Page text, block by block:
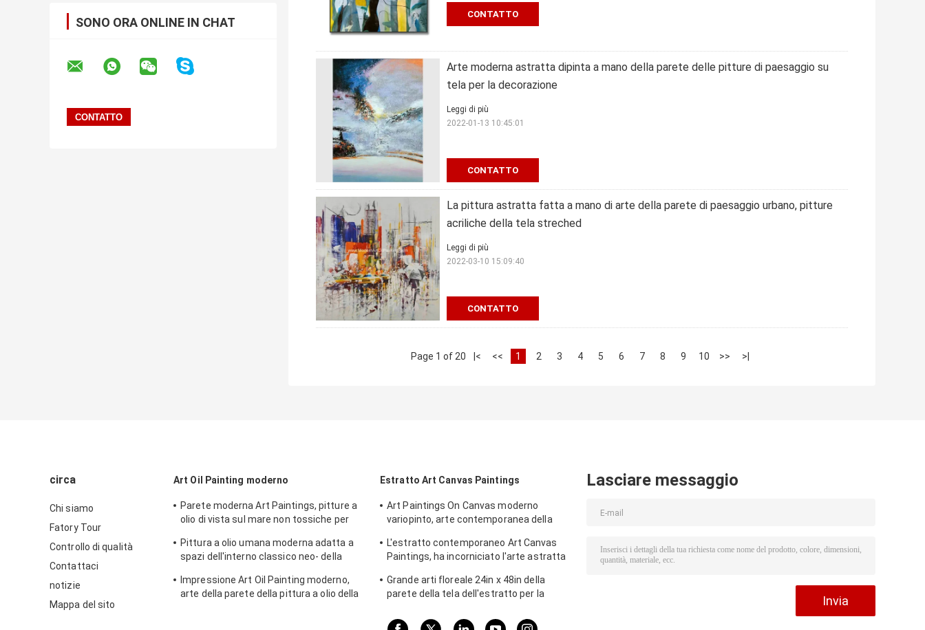
SONO ORA ONLINE IN CHAT
CONTATTO
Arte moderna astratta dipinta a mano della parete delle pitture di paesaggio su
tela per la decorazione
CONTATTO
Leggi di più
2022-01-13 10:45:01
La pittura astratta fatta a mano di arte della parete di paesaggio urbano, pitture
acriliche della tela streched
CONTATTO
Leggi di più
2022-03-10 15:09:40
Page 1 of 20 |< << 1 2 3 4 5 6 7 8 9 10 >> >|
circa
Chi siamo
Fatory Tour
Controllo di qualità
Contattaci
notizie
Mappa del sito
Art Oil Painting moderno
Parete moderna Art Paintings, pitture a
olio di vista sul mare non tossiche per
Pittura a olio umana moderna adatta a
spazi dell'interno classico neo- della
Impressione Art Oil Painting moderno,
arte della parete della pittura a olio della
Estratto Art Canvas Paintings
Art Paintings On Canvas moderno
variopinto, arte contemporanea della
L'estratto contemporaneo Art Canvas
Paintings, ha incorniciato l'arte astratta
Grande arti floreale 24in x 48in della
parete della tela dell'estratto per la
Lasciare messaggio